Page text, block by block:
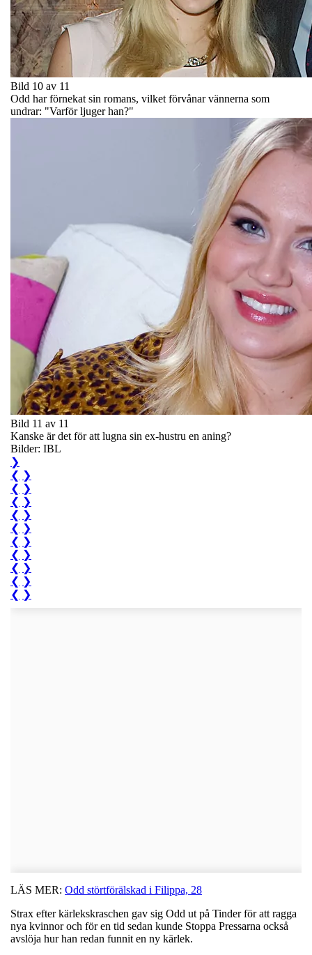
Bild 10 av 11
Odd har förnekat sin romans, vilket förvånar vännerna som
undrar: "Varför ljuger han?"
Bild 11 av 11
Kanske är det för att lugna sin ex-hustru en aning?
Bilder: IBL
❯
❮ ❯
❮ ❯
❮ ❯
❮ ❯
❮ ❯
❮ ❯
❮ ❯
❮ ❯
❮ ❯
❮ ❯
LÄS MER: Odd störtförälskad i Filippa, 28
Strax efter kärlekskraschen gav sig Odd ut på Tinder för att ragga
nya kvinnor och för en tid sedan kunde Stoppa Pressarna också
avslöja hur han redan funnit en ny kärlek.